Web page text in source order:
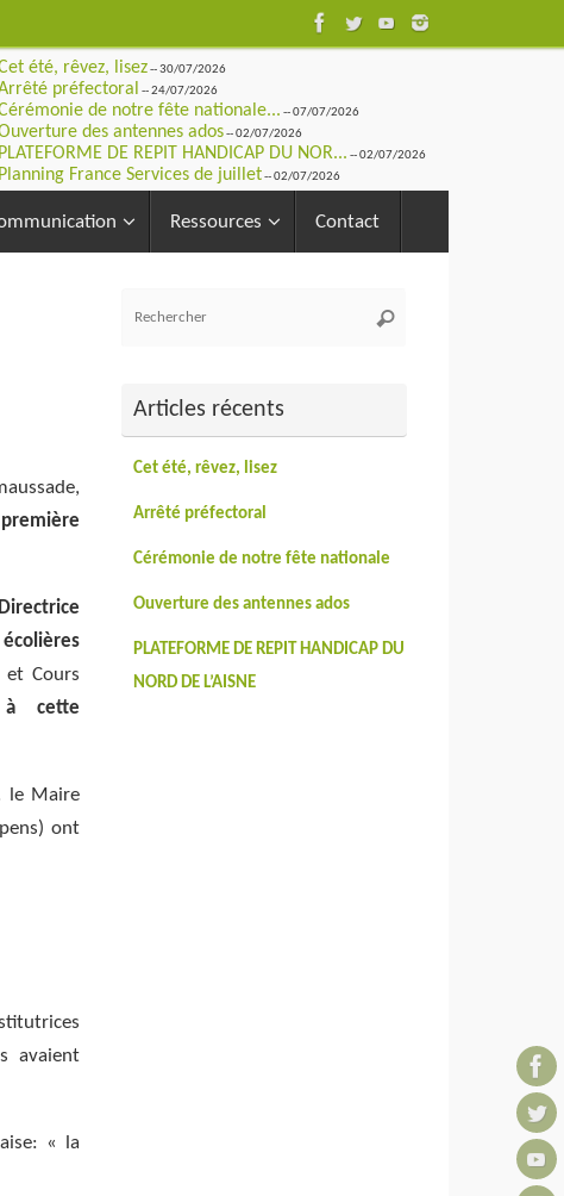
été, rêvez, lisez-- 30/07/2026
préfectoral -- 24/07/2026
de notre fête nationale... -- 07/07/2026
des antennes ados-- 02/07/2026
PLATEFORME DE REPIT HANDICAP DU NOR... -- 02/07/2026
Planning France Services de juillet-- 02/07/2026
Ressources Contact
écolières
Cours
cette
le Maire
ont
avaient
« la
Rechercher
Articles récents
Cet été, rêvez, lisez
Arrêté préfectoral
Cérémonie de notre fête nationale
Ouverture des antennes ados
PLATEFORME DE REPIT HANDICAP DU
NORD DE L’AISNE